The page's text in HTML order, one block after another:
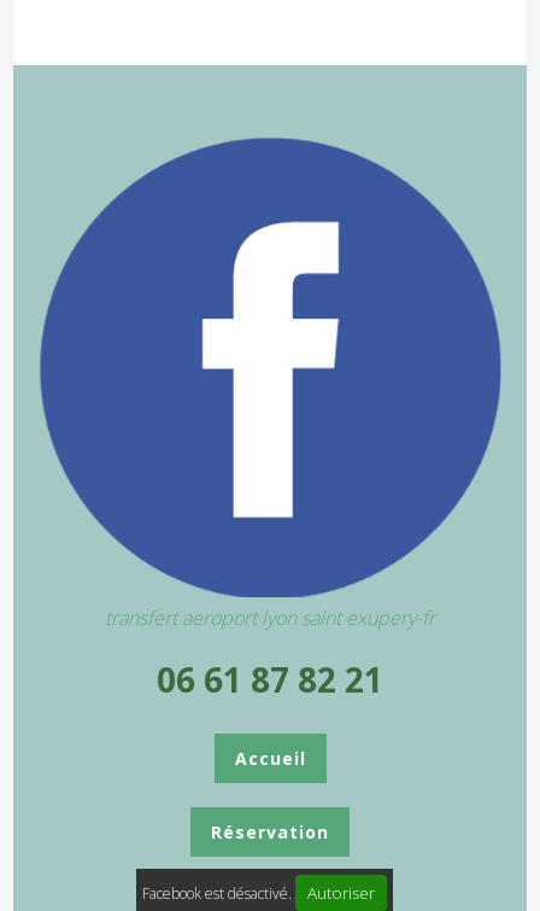
transfert aeroport lyon saint exupery-fr
06 61 87 82 21
Accueil
Réservation
Facebook est désactivé. Autoriser